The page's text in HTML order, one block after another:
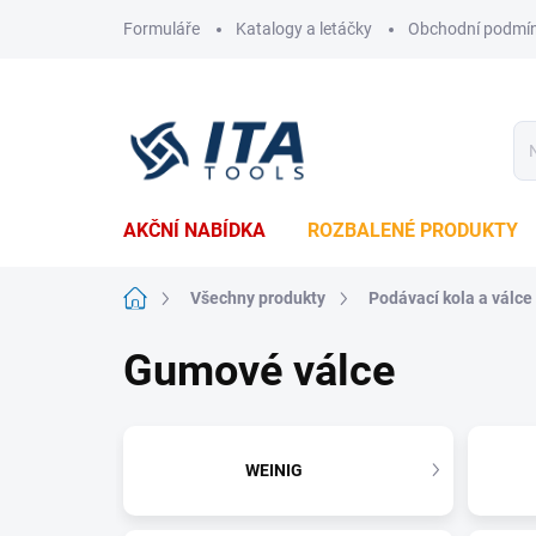
Formuláře Katalogy a letáčky Obchodní
AKČNÍ NABÍDKA ROZBALENÉ PRODUKTY
Domů Všechny produkty Podávací kola a válce
Gumové válce
WEINIG